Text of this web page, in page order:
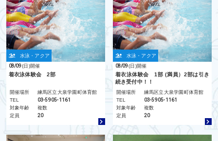
水泳・アクア
08/09(日)開催
着衣泳体験会 2部
開催場所
練馬区立大泉学園町体育館
TEL
03-5905-1161
対象年齢
複数
定員
20
水泳・アクア
08/09(日)開催
着衣泳体験会 1部 (満員）2部は引き
続き受付中！！
開催場所
練馬区立大泉学園町体育館
TEL
03-5905-1161
対象年齢
複数
定員
20